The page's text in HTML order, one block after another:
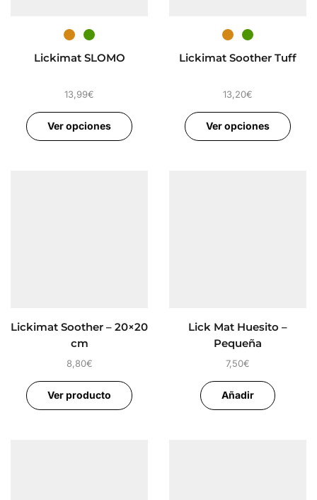
Lickimat SLOMO
13,99€
Ver opciones
Lickimat Soother Tuff
13,20€
Ver opciones
Lickimat Soother – 20×20
cm
8,80€
Ver producto
Lick Mat Huesito –
Pequeña
7,50€
Añadir